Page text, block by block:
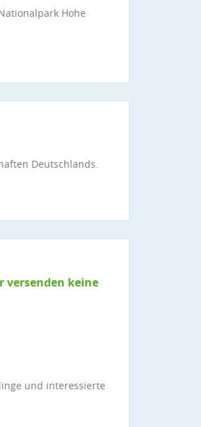
Hohe
Deutschlands.
versenden keine
und interessierte